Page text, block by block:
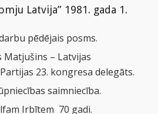
Latvija” 1981. gada 1.
pēdējais posms.
Matjušins – Latvijas
23. kongresa delegāts.
saimniecība.
Irbītem 70 gadi.